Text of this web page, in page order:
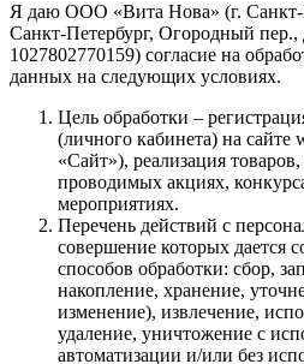
Я даю ООО «Вита Нова» (г. Санкт-
Санкт-Петербург, Огородный
1027802770159) согласие на
данных на следующих условиях.
Цель обработки –
(личного кабинета) на сайте
«Сайт»), реализация
проводимых акциях,
мероприятиях.
Перечень действий с
совершение которых дается
способов обработки: сбор,
накопление, хранение,
изменение), извлечение,
удаление, уничтожение с
автоматизации и/или без